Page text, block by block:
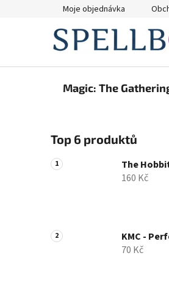
Moje objednávka
Magic: The
o
s
t
n
Top 6 produktů
The
160 Kč
KMC -
70 Kč